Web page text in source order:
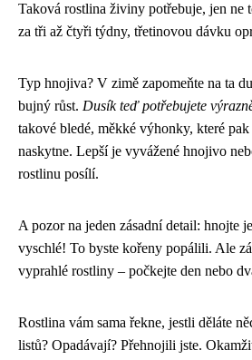
Taková rostlina živiny potřebuje, jen ne
za tři až čtyři týdny, třetinovou dávku
Typ hnojiva? V zimě zapomeňte na ta
bujný růst. Dusík teď potřebujete
takové bledé, měkké výhonky, které
naskytne. Lepší je vyvážené hnojivo
rostlinu posílí.
A pozor na jeden zásadní detail: hnojte
vyschlé! To byste kořeny popálili. Ale
vyprahlé rostliny – počkejte den nebo
Rostlina vám sama řekne, jestli děláte
listů? Opadávají? Přehnojili jste.